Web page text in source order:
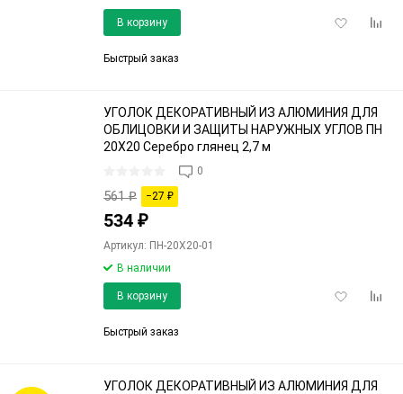
Добавить
В корзину
Быстрый заказ
УГОЛОК ДЕКОРАТИВНЫЙ ИЗ АЛЮМИНИЯ ДЛЯ
ОБЛИЦОВКИ И ЗАЩИТЫ НАРУЖНЫХ УГЛОВ ПН
20Х20 Серебро глянец 2,7 м
0
561₽ −27 ₽
534 ₽
Артикул: ПН-20Х20-01
В наличии
Добавить
В корзину
Быстрый заказ
УГОЛОК ДЕКОРАТИВНЫЙ ИЗ АЛЮМИНИЯ ДЛЯ